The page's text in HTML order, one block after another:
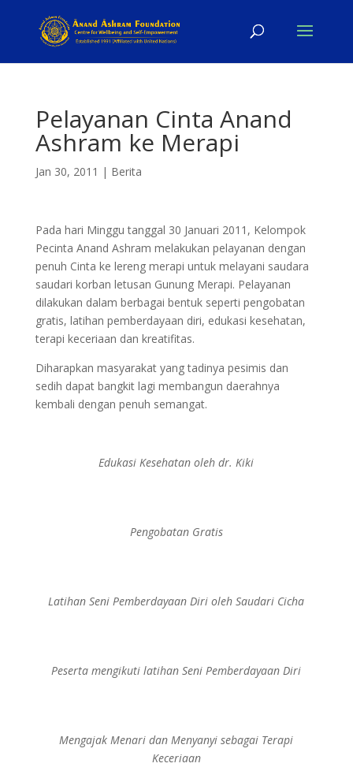
Pelayanan Cinta Anand
Ashram ke Merapi
Jan 30, 2011 | Berita
Pada hari Minggu tanggal 30 Januari 2011, Kelompok
Pecinta Anand Ashram melakukan pelayanan dengan
penuh Cinta ke lereng merapi untuk melayani saudara
saudari korban letusan Gunung Merapi. Pelayanan
dilakukan dalam berbagai bentuk seperti pengobatan
gratis, latihan pemberdayaan diri, edukasi kesehatan,
terapi keceriaan dan kreatifitas.
Diharapkan masyarakat yang tadinya pesimis dan
sedih dapat bangkit lagi membangun daerahnya
kembali dengan penuh semangat.
Edukasi Kesehatan oleh dr. Kiki
Pengobatan Gratis
Latihan Seni Pemberdayaan Diri oleh Saudari Cicha
Peserta mengikuti latihan Seni Pemberdayaan Diri
Mengajak Menari dan Menyanyi sebagai Terapi
Keceriaan